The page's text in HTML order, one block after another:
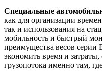
Специальные
как для организации
так и использования на
мобильность и быстрый
преимущества весов серии
экономить время и
грузопотока именно там,